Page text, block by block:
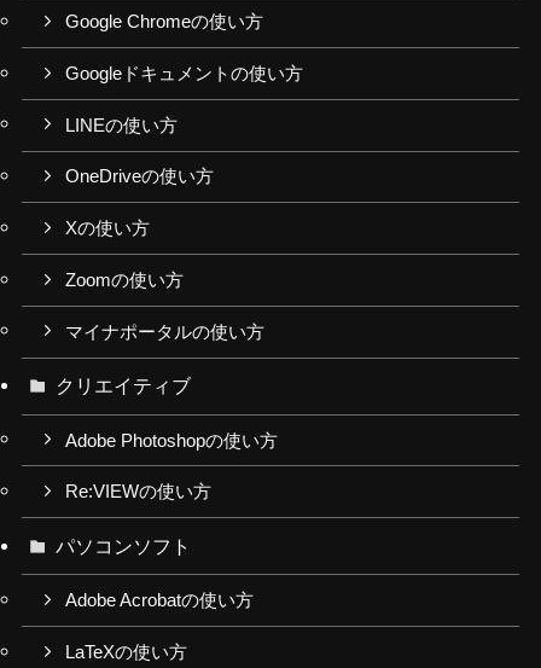
Google Chromeの使い方
Googleドキュメントの使い方
LINEの使い方
OneDriveの使い方
Xの使い方
Zoomの使い方
マイナポータルの使い方
クリエイティブ
Adobe Photoshopの使い方
Re:VIEWの使い方
パソコンソフト
Adobe Acrobatの使い方
LaTeXの使い方